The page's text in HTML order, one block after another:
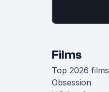
Films
Top 2026 films
Obsession